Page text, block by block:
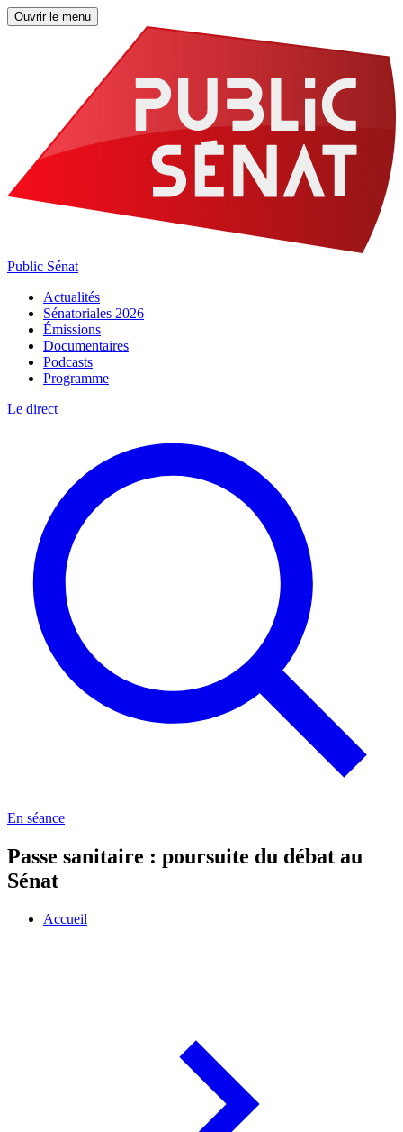
Ouvrir le menu
Public Sénat
Actualités
Sénatoriales 2026
Émissions
Documentaires
Podcasts
Programme
Le direct
En séance
Passe sanitaire : poursuite du débat au
Sénat
Accueil